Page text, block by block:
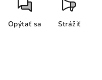
Opýtať sa Strážiť